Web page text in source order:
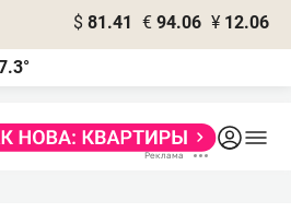
$ 81.41 € 94.06 ¥ 12.06